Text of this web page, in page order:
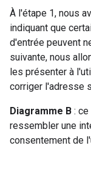
À l'étape 1, nous
indiquant que
d'entrée peuvent
suivante, nous
les présenter à
corriger l'adresse
Diagramme B :
ressembler une
consentement de